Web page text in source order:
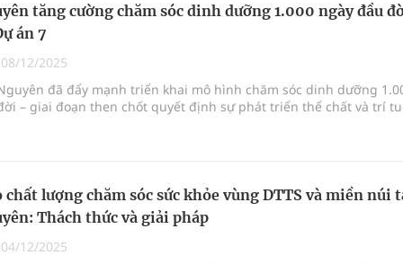
khám sàng lọc cho người dân
tăng cường chăm sóc dinh dưỡng 1.000 ngày đầu
án 7
08/12/2025
đã đẩy mạnh triển khai mô hình chăm sóc dinh dưỡng
– giai đoạn then chốt quyết định sự phát triển thể chất và trí
chất lượng chăm sóc sức khỏe vùng DTTS và miền núi
Thách thức và giải pháp
04/12/2025